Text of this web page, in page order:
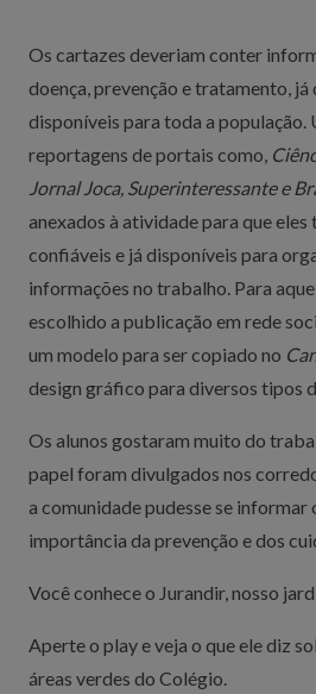
Os cartazes deveriam conter
doença, prevenção e tratamento, já
disponíveis para toda a população.
reportagens de portais como,
Jornal Joca, Superinteressante e
anexados à atividade para que
confiáveis e já disponíveis para
informações no trabalho. Para
escolhido a publicação em rede
um modelo para ser copiado no
design gráfico para diversos tipos
Os alunos gostaram muito do
papel foram divulgados nos
a comunidade pudesse se informar
importância da prevenção e dos
Você conhece o Jurandir, nosso
Aperte o play e veja o que ele diz
áreas verdes do Colégio.